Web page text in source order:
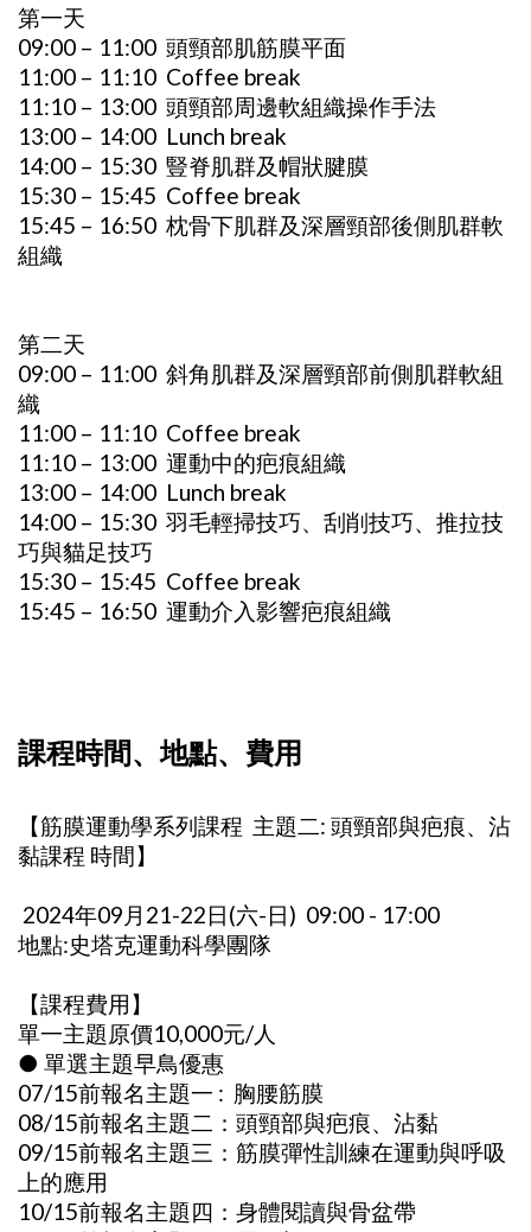
第一天
09:00 – 11:00 頭頸部肌筋膜平面
11:00 – 11:10 Coffee break
11:10 – 13:00 頭頸部周邊軟組織操作手法
13:00 – 14:00 Lunch break
14:00 – 15:30 豎脊肌群及帽狀腱膜
15:30 – 15:45 Coffee break
15:45 – 16:50 枕骨下肌群及深層頸部後側肌群軟
組織
第二天
09:00 – 11:00 斜角肌群及深層頸部前側肌群軟組
織
11:00 – 11:10 Coffee break
11:10 – 13:00 運動中的疤痕組織
13:00 – 14:00 Lunch break
14:00 – 15:30 羽毛輕掃技巧、刮削技巧、推拉技
巧與貓足技巧
15:30 – 15:45 Coffee break
15:45 – 16:50 運動介入影響疤痕組織
課程時間、地點、費用
【筋膜運動學系列課程 主題二: 頭頸部與疤痕、沾
黏課程 時間】
2024年09月21-22日(六-日) 09:00 - 17:00
地點:史塔克運動科學團隊
【課程費用】
單一主題原價10,000元/人
● 單選主題早鳥優惠
07/15前報名主題一 : 胸腰筋膜
08/15前報名主題二：頭頸部與疤痕、沾黏
09/15前報名主題三：筋膜彈性訓練在運動與呼吸
上的應用
10/15前報名主題四：身體閱讀與骨盆帶